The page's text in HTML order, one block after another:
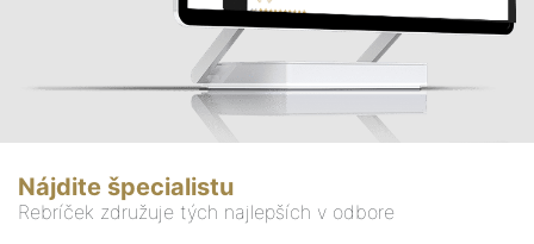
Nájdite špecialistu
Rebríček združuje tých najlepších v odbore